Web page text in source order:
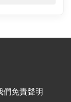
們免責聲明